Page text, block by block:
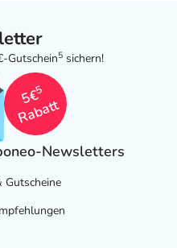
Gutschein5 sichern!
5€
5
Rabatt
Newsletters
Gutscheine